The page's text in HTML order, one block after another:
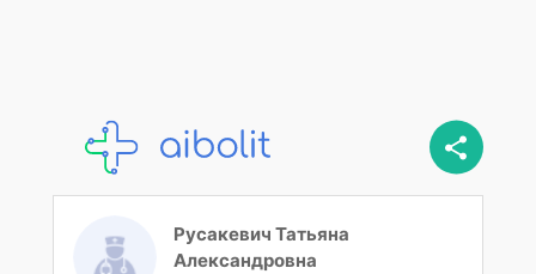
Русакевич Татьяна
Александровна